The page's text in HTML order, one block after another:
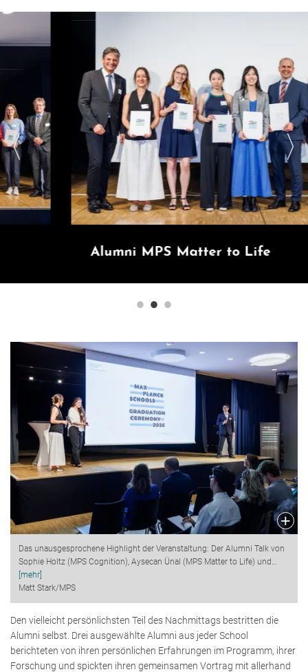
Alumni MPS Matter to Life
Das unausgesprochene Highlight der Veranstaltung: Der Alumni Talk von
Sophie Holtz (MPS Cognition), Aysecan Ünal (MPS Matter to Life) und …
[mehr]
Matt Stark/MPS
Den vielleicht persönlichsten Teil des Nachmittags bestritten die
Alumni selbst. Drei ausgewählte Alumni aus jeder School
berichteten von ihren persönlichen Erfahrungen im Programm, ihrer
Forschung und spickten ihren gemeinsamen Vortrag mit allerhand